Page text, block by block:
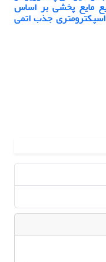
مایع پخشی بر اساس
جذب اتمی